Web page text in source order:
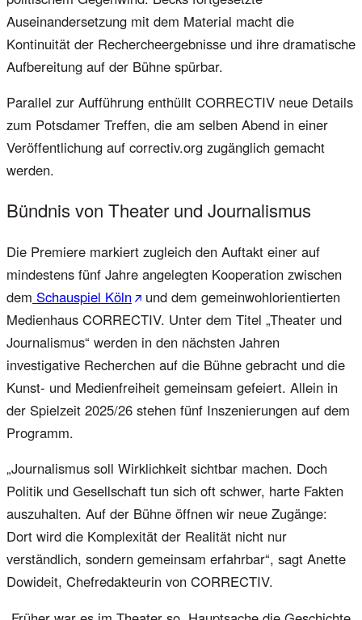
Auseinandersetzung mit dem Material macht die
Kontinuität der Rechercheergebnisse und ihre dramatische
Aufbereitung auf der Bühne spürbar.
Parallel zur Aufführung enthüllt CORRECTIV neue Details
zum Potsdamer Treffen, die am selben Abend in einer
Veröffentlichung auf correctiv.org zugänglich gemacht
werden.
Bündnis von Theater und Journalismus
Die Premiere markiert zugleich den Auftakt einer auf
mindestens fünf Jahre angelegten Kooperation zwischen
dem Schauspiel Köln
und dem gemeinwohlorientierten
Medienhaus CORRECTIV. Unter dem Titel „Theater und
Journalismus“ werden in den nächsten Jahren
investigative Recherchen auf die Bühne gebracht und die
Kunst- und Medienfreiheit gemeinsam gefeiert. Allein in
der Spielzeit 2025/26 stehen fünf Inszenierungen auf dem
Programm.
„Journalismus soll Wirklichkeit sichtbar machen. Doch
Politik und Gesellschaft tun sich oft schwer, harte Fakten
auszuhalten. Auf der Bühne öffnen wir neue Zugänge:
Dort wird die Komplexität der Realität nicht nur
verständlich, sondern gemeinsam erfahrbar“, sagt Anette
Dowideit, Chefredakteurin von CORRECTIV.